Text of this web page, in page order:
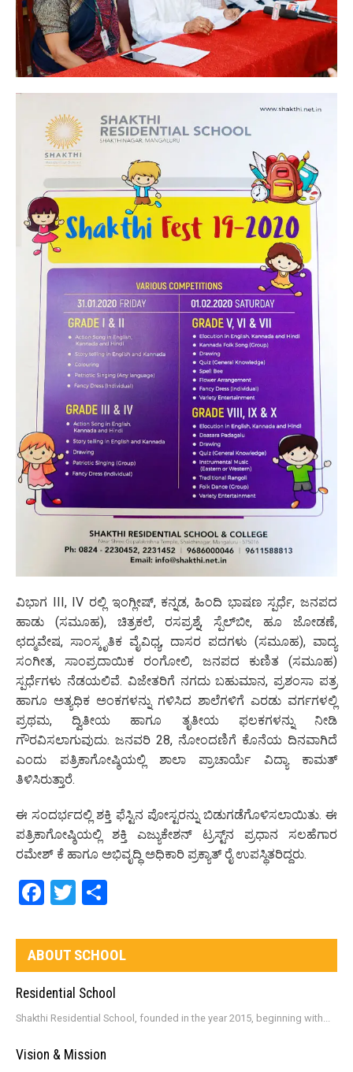
ವಿಭಾಗ III, IV ರಲ್ಲಿ ಇಂಗ್ಲೀಷ್, ಕನ್ನಡ, ಹಿಂದಿ ಭಾಷಣ ಸ್ಪರ್ಧೆ, ಜನಪದ
ಹಾಡು (ಸಮೂಹ), ಚಿತ್ರಕಲೆ, ರಸಪ್ರಶ್ನೆ, ಸ್ಪೆಲ್‌ಬೀ, ಹೂ ಜೋಡಣೆ,
ಛದ್ಮವೇಷ, ಸಾಂಸ್ಕೃತಿಕ ವೈವಿಧ್ಯ, ದಾಸರ ಪದಗಳು (ಸಮೂಹ), ವಾದ್ಯ
ಸಂಗೀತ, ಸಾಂಪ್ರದಾಯಿಕ ರಂಗೋಲಿ, ಜನಪದ ಕುಣಿತ (ಸಮೂಹ)
ಸ್ಪರ್ಧೆಗಳು ನೆಡಯಲಿವೆ. ವಿಜೇತರಿಗೆ ನಗದು ಬಹುಮಾನ, ಪ್ರಶಂಸಾ ಪತ್ರ
ಹಾಗೂ ಅತ್ಯಧಿಕ ಅಂಕಗಳನ್ನು ಗಳಿಸಿದ ಶಾಲೆಗಳಿಗೆ ಎರಡು ವರ್ಗಗಳಲ್ಲಿ
ಪ್ರಥಮ, ದ್ವಿತೀಯ ಹಾಗೂ ತೃತೀಯ ಫಲಕಗಳನ್ನು ನೀಡಿ
ಗೌರವಿಸಲಾಗುವುದು. ಜನವರಿ 28, ನೋಂದಣಿಗೆ ಕೊನೆಯ ದಿನವಾಗಿದೆ
ಎಂದು ಪತ್ರಿಕಾಗೋಷ್ಠಿಯಲ್ಲಿ ಶಾಲಾ ಪ್ರಾಚಾರ್ಯೆ ವಿದ್ಯಾ ಕಾಮತ್
ತಿಳಿಸಿರುತ್ತಾರೆ.
ಈ ಸಂದರ್ಭದಲ್ಲಿ ಶಕ್ತಿ ಫೆಸ್ಟಿನ ಪೋಸ್ಟರನ್ನು ಬಿಡುಗಡೆಗೊಳಿಸಲಾಯಿತು. ಈ
ಪತ್ರಿಕಾಗೋಷ್ಠಿಯಲ್ಲಿ ಶಕ್ತಿ ಎಜ್ಯುಕೇಶನ್ ಟ್ರಸ್ಟ್‌ನ ಪ್ರಧಾನ ಸಲಹೆಗಾರ
ರಮೇಶ್ ಕೆ ಹಾಗೂ ಅಭಿವೃದ್ಧಿ ಅಧಿಕಾರಿ ಪ್ರಕ್ಯಾತ್ ರೈ ಉಪಸ್ಥಿತರಿದ್ದರು.
Facebook
Twitter
ABOUT SCHOOL
Residential School
Shakthi Residential School, founded in the year 2015, beginning with...
Vision & Mission